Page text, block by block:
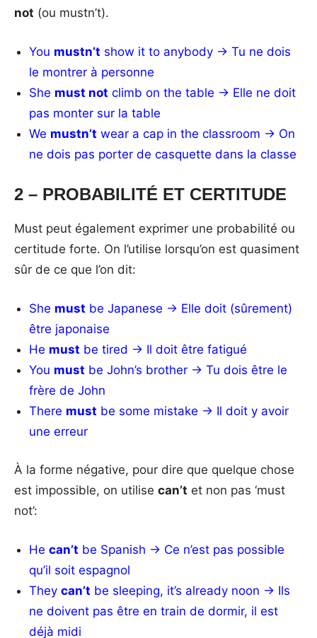
not (ou mustn’t).
You mustn’t show it to anybody → Tu ne dois
le montrer à personne
She must not climb on the table → Elle ne doit
pas monter sur la table
We mustn’t wear a cap in the classroom → On
ne dois pas porter de casquette dans la classe
2 – PROBABILITÉ ET CERTITUDE
Must peut également exprimer une probabilité ou
certitude forte. On l’utilise lorsqu’on est quasiment
sûr de ce que l’on dit:
She must be Japanese → Elle doit (sûrement)
être japonaise
He must be tired → Il doit être fatigué
You must be John’s brother → Tu dois être le
frère de John
There must be some mistake → Il doit y avoir
une erreur
À la forme négative, pour dire que quelque chose
est impossible, on utilise can’t et non pas ‘must
not’:
Hecan’t be Spanish → Ce n’est pas possible
qu’il soit espagnol
Theycan’t be sleeping, it’s already noon → Ils
ne doivent pas être en train de dormir, il est
déjà midi